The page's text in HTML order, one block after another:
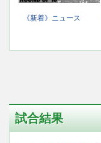
《新着》ニュース
試合結果